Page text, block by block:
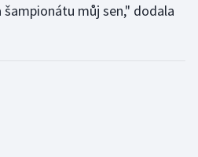
můj sen," dodala